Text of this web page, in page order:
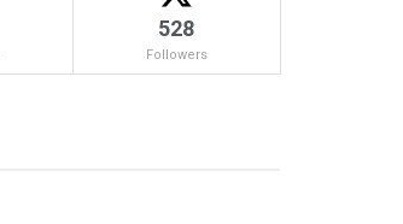
528
Followers